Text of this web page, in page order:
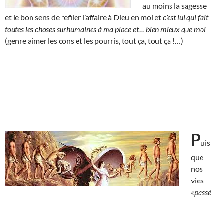
au moins la sagesse
et le bon sens de refiler l’affaire à Dieu en moi etc’est lui qui fait
toutes les choses surhumaines à ma place et… bien mieux que moi
(genre aimer les cons et les pourris, tout ça, tout ça !…)
Puis
que
nos
vies
«passé